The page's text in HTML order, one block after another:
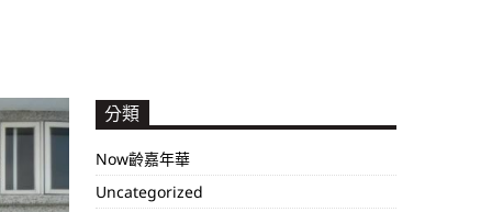
分類
Now齡嘉年華
Uncategorized